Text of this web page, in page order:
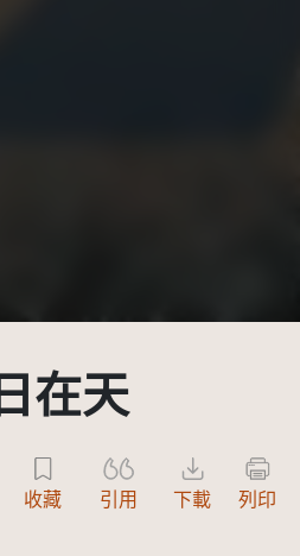
在天
(CC BY 3.0 TW +)
收藏 引用 下載 列印